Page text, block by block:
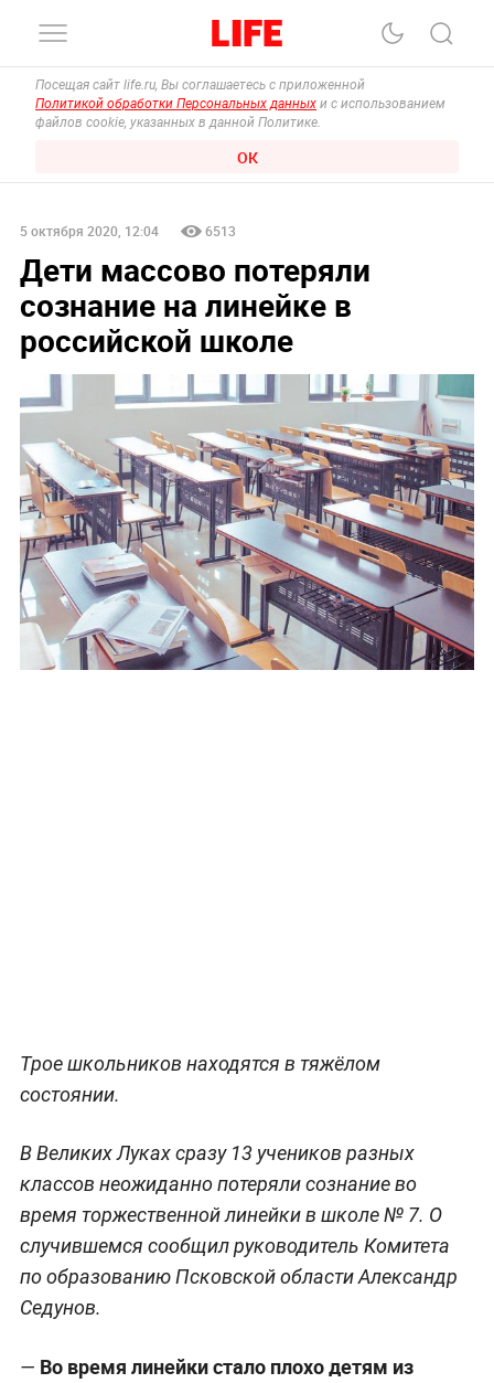
Посещая сайт life.ru, Вы соглашаетесь с приложенной
Политикой обработки Персональных данных и с использованием
файлов cookie, указанных в данной Политике.
ОК
5 октября 2020, 12:04 6513
Дети массово потеряли
сознание на линейке в
российской школе
Трое школьников находятся в тяжёлом
состоянии.
В Великих Луках сразу 13 учеников разных
классов неожиданно потеряли сознание во
время торжественной линейки в школе № 7. О
случившемся сообщил руководитель Комитета
по образованию Псковской области Александр
Седунов.
— Во время линейки стало плохо детям из